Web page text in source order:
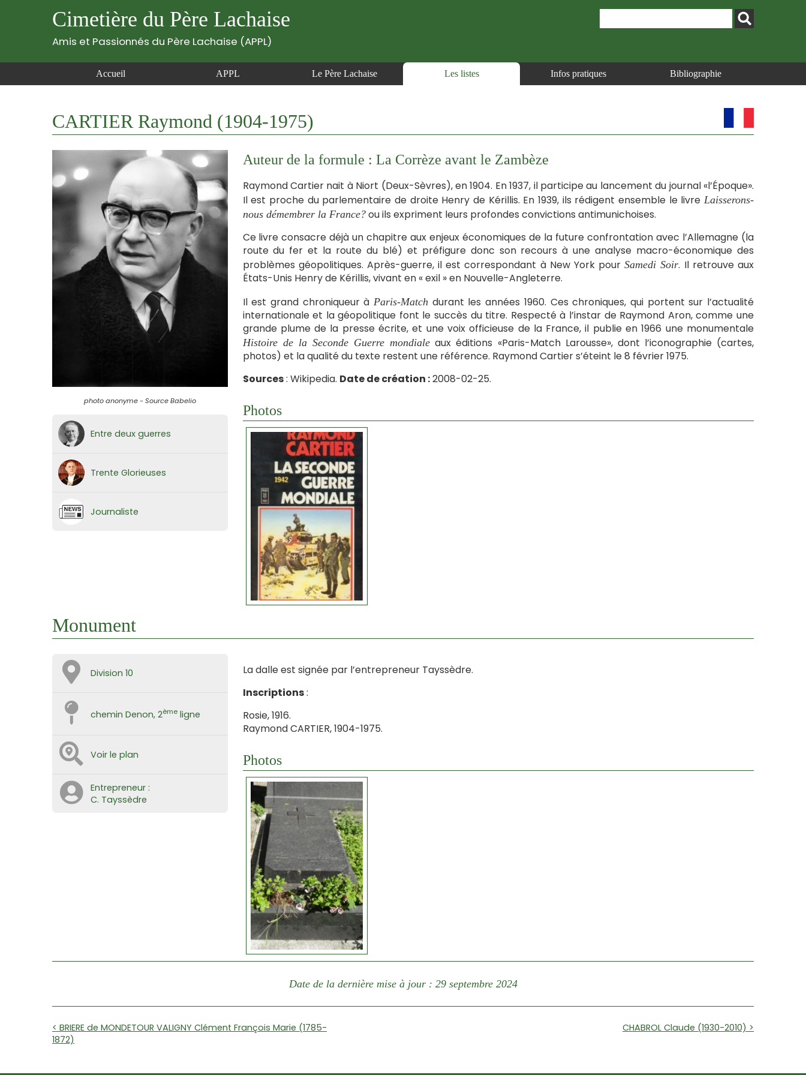
Cimetière du Père Lachaise
Amis et Passionnés du Père Lachaise (APPL)
Accueil APPL Le Père Lachaise Les listes Infos pratiques Bibliographie
CARTIER Raymond (1904-1975)
photo anonyme - Source Babelio
Entre deux guerres
Trente Glorieuses
Journaliste
Auteur de la formule : La Corrèze avant le Zambèze
Raymond Cartier nait à Niort (Deux-Sèvres), en 1904. En 1937, il participe au lancement du journal «l’Époque».
Il est proche du parlementaire de droite Henry de Kérillis. En 1939, ils rédigent ensemble le livre Laisserons-
nous démembrer la France?ou ils expriment leurs profondes convictions antimunichoises.
Ce livre consacre déjà un chapitre aux enjeux économiques de la future confrontation avec l’Allemagne (la
route du fer et la route du blé) et préfigure donc son recours à une analyse macro-économique des
problèmes géopolitiques. Après-guerre, il est correspondant à New York pourSamedi Soir. Il retrouve aux
États-Unis Henry de Kérillis, vivant en « exil » en Nouvelle-Angleterre.
Il est grand chroniqueur à Paris-Match durant les années 1960. Ces chroniques, qui portent sur l’actualité
internationale et la géopolitique font le succès du titre. Respecté à l’instar de Raymond Aron, comme une
grande plume de la presse écrite, et une voix officieuse de la France, il publie en 1966 une monumentale
Histoire de la Seconde Guerre mondiale aux éditions «Paris-Match Larousse», dont l’iconographie (cartes,
photos) et la qualité du texte restent une référence. Raymond Cartier s’éteint le 8 février 1975.
Sources: Wikipedia. Date de création :2008-02-25.
Photos
Monument
Division 10
chemin Denon, 2ème ligne
Voir le plan
Entrepreneur :
C. Tayssèdre
La dalle est signée par l’entrepreneur Tayssèdre.
Inscriptions:
Rosie, 1916.
Raymond CARTIER, 1904-1975.
Photos
Date de la dernière mise à jour : 29 septembre 2024
< BRIERE de MONDETOUR VALIGNY Clément François Marie (1785-
1872)
CHABROL Claude (1930-2010) >